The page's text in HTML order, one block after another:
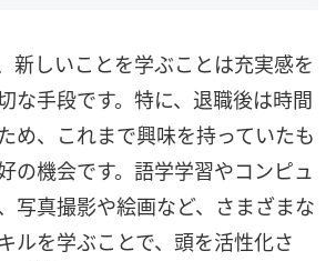
新しいことを学ぶことは充実感を
な手段です。特に、退職後は時間
め、これまで興味を持っていたも
の機会です。語学学習やコンピュ
写真撮影や絵画など、さまざまな
ルを学ぶことで、頭を活性化さ